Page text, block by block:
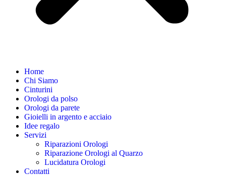
Home
Chi Siamo
Cinturini
Orologi da polso
Orologi da parete
Gioielli in argento e acciaio
Idee regalo
Servizi
Riparazioni Orologi
Riparazione Orologi al Quarzo
Lucidatura Orologi
Contatti